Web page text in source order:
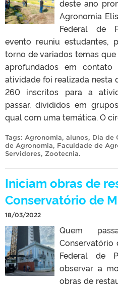
deste ano
Agronomia
Federal de
evento reuniu estudantes,
torno de variados temas
aprofundados em
atividade foi realizada nesta
260 inscritos para a
passar, divididos em
qual com uma temática. O
Tags: Agronomia, alunos, Dia de
de Agronomia, Faculdade de
Servidores, Zootecnia.
Iniciam obras de
Conservatório de
18/03/2022
Quem
Conservatório
Federal de
observar a
obras de